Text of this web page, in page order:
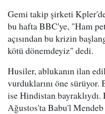
Gemi takip şirketi
bu hafta BBC'ye, "Ham
açısından bu krizin
kötü dönemdeyiz" dedi.
Husiler, ablukanın ilan
vurduklarını öne
ise Hindistan
Ağustos'ta Babu'l Mendeb